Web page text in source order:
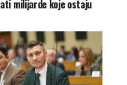
milijarde koje ostaju